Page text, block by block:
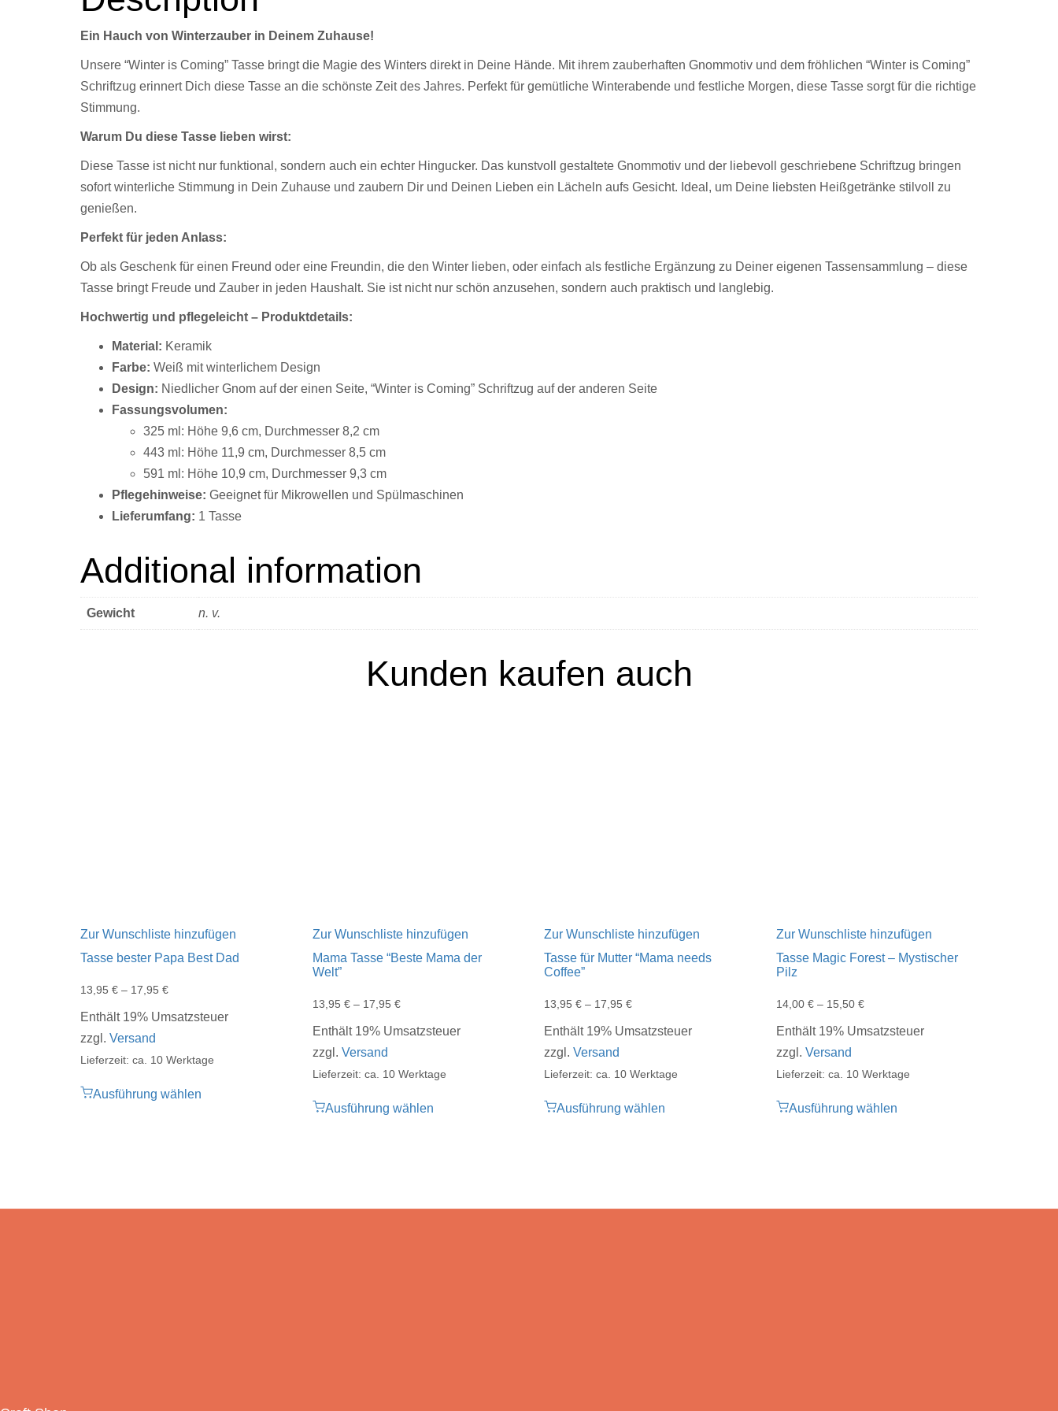
Ein Hauch von Winterzauber in Deinem Zuhause!
Unsere “Winter is Coming” Tasse bringt die Magie des Winters direkt in Deine Hände. Mit ihrem zauberhaften Gnommotiv und dem fröhlichen “Winter is Coming”
Schriftzug erinnert Dich diese Tasse an die schönste Zeit des Jahres. Perfekt für gemütliche Winterabende und festliche Morgen, diese Tasse sorgt für die richtige
Stimmung.
Warum Du diese Tasse lieben wirst:
Diese Tasse ist nicht nur funktional, sondern auch ein echter Hingucker. Das kunstvoll gestaltete Gnommotiv und der liebevoll geschriebene Schriftzug bringen
sofort winterliche Stimmung in Dein Zuhause und zaubern Dir und Deinen Lieben ein Lächeln aufs Gesicht. Ideal, um Deine liebsten Heißgetränke stilvoll zu
genießen.
Perfekt für jeden Anlass:
Ob als Geschenk für einen Freund oder eine Freundin, die den Winter lieben, oder einfach als festliche Ergänzung zu Deiner eigenen Tassensammlung – diese
Tasse bringt Freude und Zauber in jeden Haushalt. Sie ist nicht nur schön anzusehen, sondern auch praktisch und langlebig.
Hochwertig und pflegeleicht – Produktdetails:
Material: Keramik
Farbe: Weiß mit winterlichem Design
Design: Niedlicher Gnom auf der einen Seite, “Winter is Coming” Schriftzug auf der anderen Seite
Fassungsvolumen:
325 ml: Höhe 9,6 cm, Durchmesser 8,2 cm
443 ml: Höhe 11,9 cm, Durchmesser 8,5 cm
591 ml: Höhe 10,9 cm, Durchmesser 9,3 cm
Pflegehinweise: Geeignet für Mikrowellen und Spülmaschinen
Lieferumfang: 1 Tasse
Additional information
Gewicht n. v.
Kunden kaufen auch
Zur Wunschliste hinzufügen
Tasse bester Papa Best Dad
13,95 € – 17,95 €
Enthält 19% Umsatzsteuer
zzgl. Versand
Lieferzeit: ca. 10 Werktage
Ausführung wählen
Zur Wunschliste hinzufügen
Mama Tasse “Beste Mama der
Welt”
13,95 €– 17,95 €
Enthält 19% Umsatzsteuer
zzgl. Versand
Lieferzeit: ca. 10 Werktage
Ausführung wählen
Zur Wunschliste hinzufügen
Tasse für Mutter “Mama needs
Coffee”
13,95€ – 17,95€
Enthält 19% Umsatzsteuer
zzgl.Versand
Lieferzeit: ca. 10 Werktage
Ausführung wählen
Zur Wunschliste hinzufügen
Tasse Magic Forest – Mystischer
Pilz
14,00€ – 15,50€
Enthält 19% Umsatzsteuer
zzgl.Versand
Lieferzeit: ca. 10 Werktage
Ausführung wählen